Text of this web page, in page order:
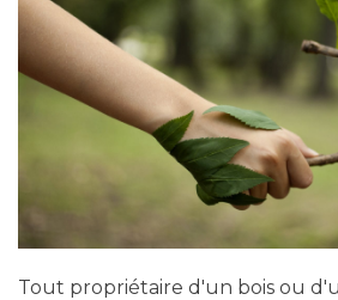
Tout propriétaire d'un bois ou